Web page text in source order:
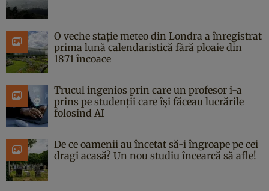
O veche stație meteo din Londra a înregistrat
prima lună calendaristică fără ploaie din
1871 încoace
Trucul ingenios prin care un profesor i-a
prins pe studenții care își făceau lucrările
folosind AI
De ce oamenii au încetat să-i îngroape pe cei
dragi acasă? Un nou studiu încearcă să afle!